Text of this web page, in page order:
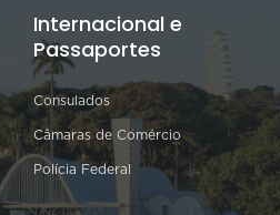
Internacional e
Passaportes
Consulados
Câmaras de Comércio
Polícia Federal